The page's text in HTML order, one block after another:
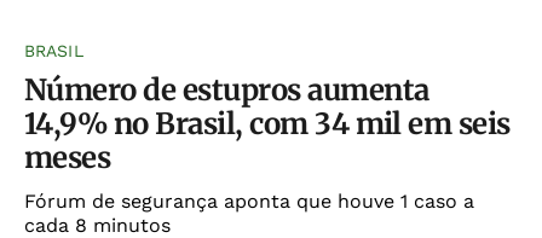
BRASIL
Número de estupros aumenta
14,9% no Brasil, com 34 mil em seis
meses
Fórum de segurança aponta que houve 1 caso a
cada 8 minutos